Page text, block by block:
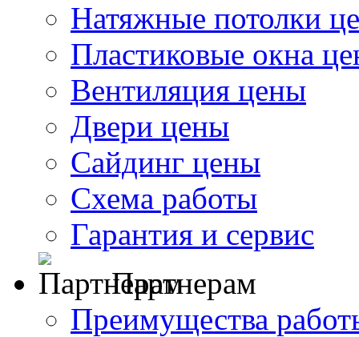
Натяжные потолки
Пластиковые окна
Вентиляция цены
Двери цены
Сайдинг цены
Схема работы
Гарантия и сервис
Партнерам
Преимущества